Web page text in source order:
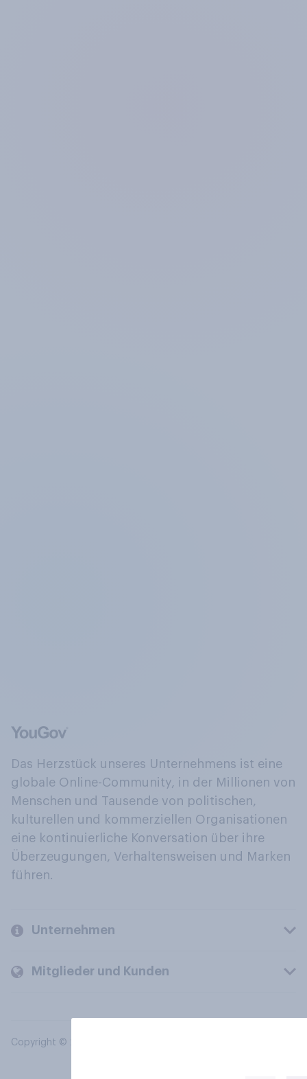
Das Herzstück unseres Unternehmens ist eine
globale Online-Community, in der Millionen von
Menschen und Tausende von politischen,
kulturellen und kommerziellen Organisationen
eine kontinuierliche Konversation über ihre
Überzeugungen, Verhaltensweisen und Marken
führen.
Unternehmen
Mitglieder und Kunden
Copyright © 2026 YouGov PLC. Alle Rechte vorbehalten.